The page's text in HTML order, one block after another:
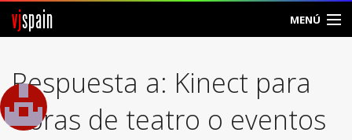
vjspain MENÚ
Foros
Noticias
Respuesta a: Kinect para
obras de teatro o eventos